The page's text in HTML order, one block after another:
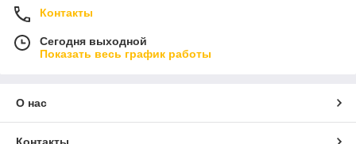
Контакты
Сегодня выходной
Показать весь график работы
О нас